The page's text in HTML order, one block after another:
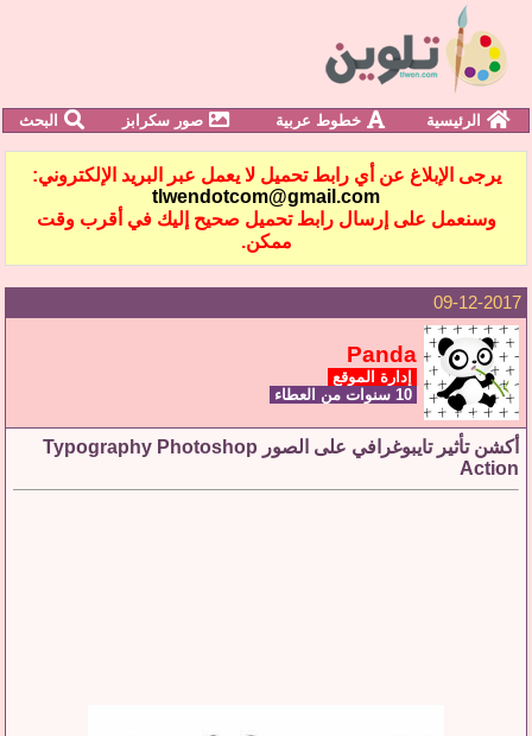
الرئيسية خطوط عربية صور سكرابز البحث
يرجى الإبلاغ عن أي رابط تحميل لا يعمل عبر البريد الإلكتروني:
tlwendotcom@gmail.com
وسنعمل على إرسال رابط تحميل صحيح إليك في أقرب وقت
ممكن.
09-12-2017
Panda
إدارة الموقع
أكشن تأثير تايبوغرافي على الصور Typography Photoshop
Action